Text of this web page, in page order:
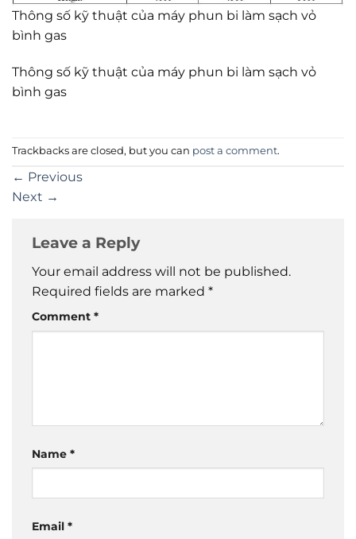
Thông số kỹ thuật của máy phun bi làm sạch vỏ
bình gas
Thông số kỹ thuật của máy phun bi làm sạch vỏ
bình gas
Trackbacks are closed, but you can post a comment.
← Previous
Next →
Leave a Reply
Your email address will not be published.
Required fields are marked *
Comment *
Name *
Email *